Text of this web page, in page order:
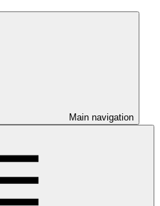
Main navigation